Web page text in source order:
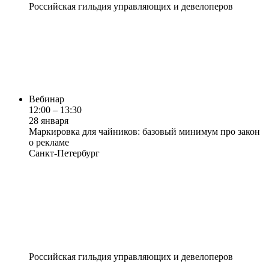
Российская гильдия управляющих и девелоперов
Вебинар
12:00 – 13:30
28 января
Маркировка для чайников: базовый минимум про закон
о рекламе
Санкт-Петербург
Российская гильдия управляющих и девелоперов